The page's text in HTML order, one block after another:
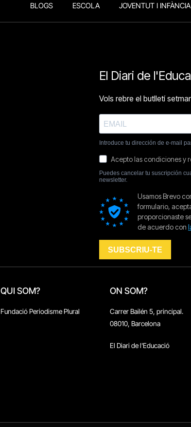
BLOGS ESCOLA JOVENTUT I INFÀNCIA
QUI SOM?
Fundació Periodisme Plural
ON SOM?
Carrer Bailén 5, principal.
08010, Barcelona
El Diari de l'Educació